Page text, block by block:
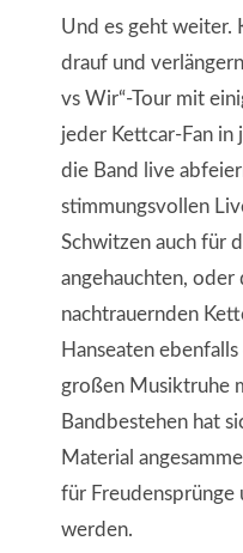
Und es geht weiter.
drauf und
vs Wir“-Tour mit
jeder Kettcar-Fan in
die Band live
stimmungsvollen
Schwitzen auch für
angehauchten, oder
nachtrauernden
Hanseaten
großen Musiktruhe
Bandbestehen hat
Material
für Freudensprünge
werden.